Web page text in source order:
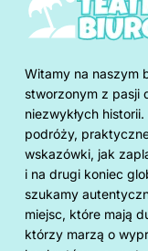
Witamy na naszym
stworzonym z pasji
niezwykłych
podróży,
wskazówki, jak
i na drugi koniec
szukamy
miejsc, które mają
którzy marzą o